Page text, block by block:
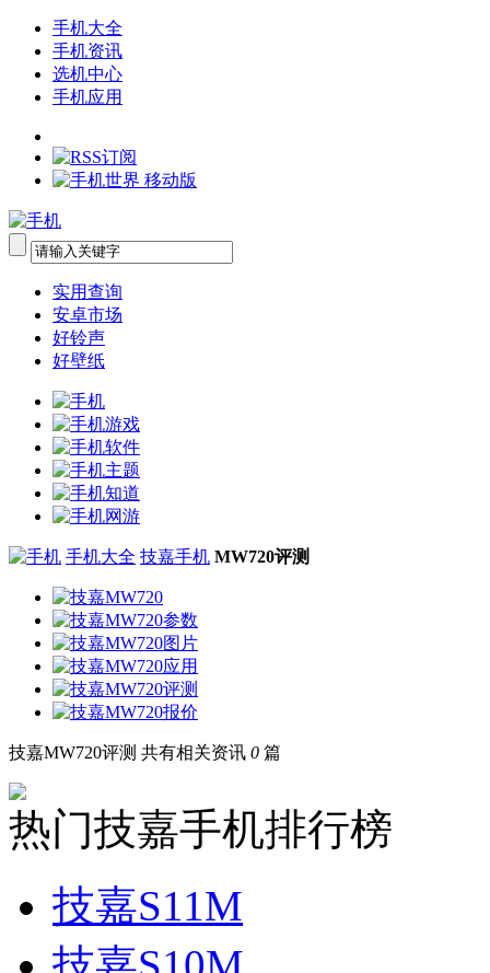
手机大全
手机资讯
选机中心
手机应用
实用查询
安卓市场
好铃声
好壁纸
手机大全 技嘉手机 MW720评测
技嘉MW720评测 共有相关资讯 0 篇
热门技嘉手机排行榜
技嘉S11M